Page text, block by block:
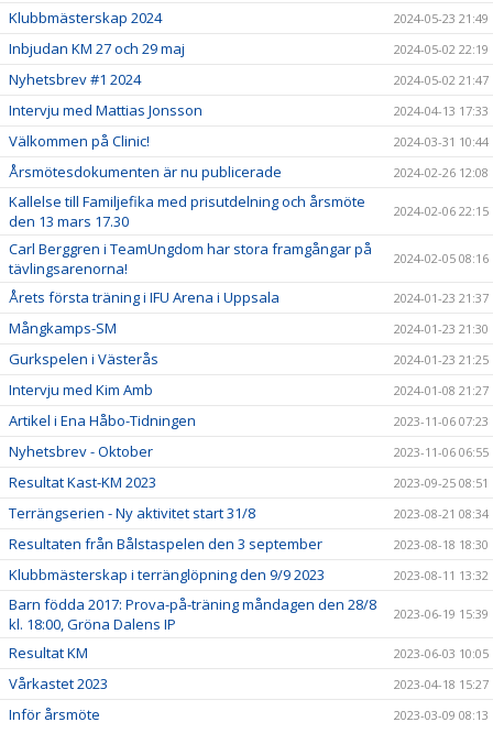
Klubbmästerskap 2024 2024-05-23 21:49
Inbjudan KM 27 och 29 maj 2024-05-02 22:19
Nyhetsbrev #1 2024 2024-05-02 21:47
Intervju med Mattias Jonsson 2024-04-13 17:33
Välkommen på Clinic! 2024-03-31 10:44
Årsmötesdokumenten är nu publicerade 2024-02-26 12:08
Kallelse till Familjefika med prisutdelning och årsmöte
den 13 mars 17.30
2024-02-06 22:15
Carl Berggren i TeamUngdom har stora framgångar på
tävlingsarenorna!
2024-02-05 08:16
Årets första träning i IFU Arena i Uppsala 2024-01-23 21:37
Mångkamps-SM 2024-01-23 21:30
Gurkspelen i Västerås 2024-01-23 21:25
Intervju med Kim Amb 2024-01-08 21:27
Artikel i Ena Håbo-Tidningen 2023-11-06 07:23
Nyhetsbrev - Oktober 2023-11-06 06:55
Resultat Kast-KM 2023 2023-09-25 08:51
Terrängserien - Ny aktivitet start 31/8 2023-08-21 08:34
Resultaten från Bålstaspelen den 3 september 2023-08-18 18:30
Klubbmästerskap i terränglöpning den 9/9 2023 2023-08-11 13:32
Barn födda 2017: Prova-på-träning måndagen den 28/8
kl. 18:00, Gröna Dalens IP
2023-06-19 15:39
Resultat KM 2023-06-03 10:05
Vårkastet 2023 2023-04-18 15:27
Inför årsmöte 2023-03-09 08:13